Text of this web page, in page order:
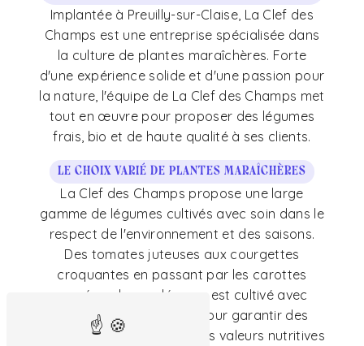
Implantée à Preuilly-sur-Claise, La Clef des
Champs est une entreprise spécialisée dans
la culture de plantes maraîchères. Forte
d'une expérience solide et d'une passion pour
la nature, l'équipe de La Clef des Champs met
tout en œuvre pour proposer des légumes
frais, bio et de haute qualité à ses clients.
Le choix varié de plantes maraîchères
La Clef des Champs propose une large
gamme de légumes cultivés avec soin dans le
respect de l'environnement et des saisons.
Des tomates juteuses aux courgettes
croquantes en passant par les carottes
sucrées, chaque légume est cultivé avec
amour et dévouement pour garantir des
saveurs authentiques et des valeurs nutritives